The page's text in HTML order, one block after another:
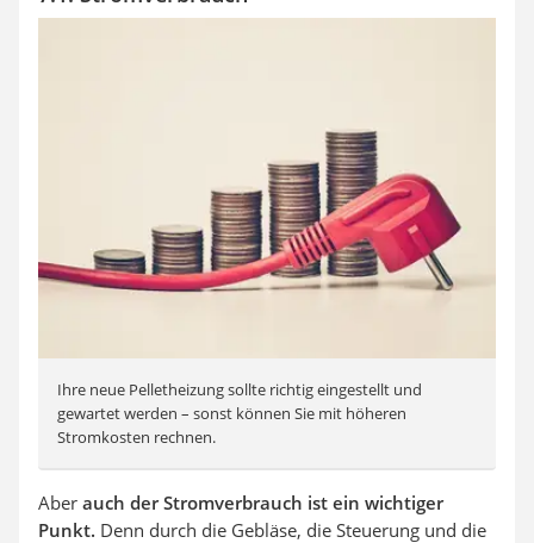
Ihre neue Pelletheizung sollte richtig eingestellt und
gewartet werden – sonst können Sie mit höheren
Stromkosten rechnen.
Aber auch der Stromverbrauch ist ein wichtiger
Punkt. Denn durch die Gebläse, die Steuerung und die